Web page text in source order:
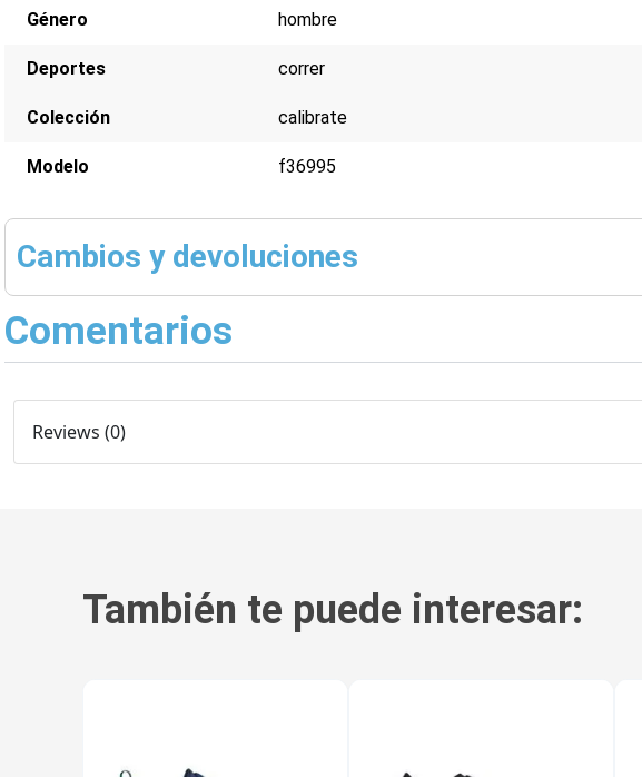
Género hombre
Deportes correr
Colección calibrate
Modelo f36995
Cambios y devoluciones
Comentarios
Reviews (0)
También te puede interesar: